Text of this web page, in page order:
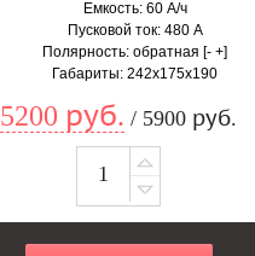
Емкость: 60 А/ч
Пусковой ток: 480 А
Полярность: обратная [- +]
Габариты: 242x175x190
5200 руб. / 5900 руб.